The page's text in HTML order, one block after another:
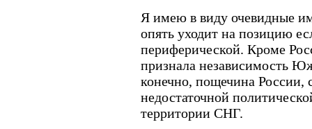
Я имею в виду очевидные
опять уходит на позицию
периферической. Кроме
признала независимость
конечно, пощечина России,
недостаточной
территории СНГ.